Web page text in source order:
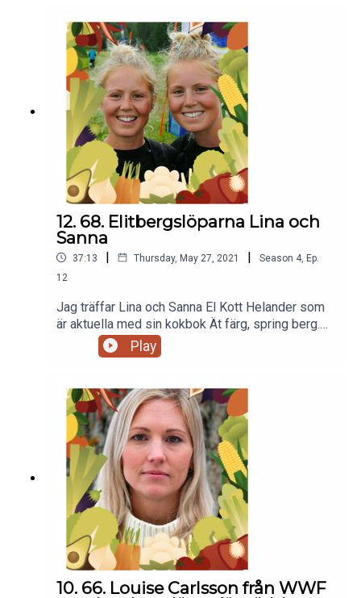
om nya boken, smarta tips för att baka veganskt
och annat roligt.
12. 68. Elitbergslöparna Lina och
Sanna
37:13 | Thursday, May 27, 2021 | Season 4, Ep.
12
Jag träffar Lina och Sanna El Kott Helander som
är aktuella med sin kokbok Ät färg, spring berg.
De är elitbergslöpare och tävlar i skyrunning men
även skidalpinism också Adventure Racing. Vi
växtbaserat och annat peppande.
Play
10. 66. Louise Carlsson från WWF